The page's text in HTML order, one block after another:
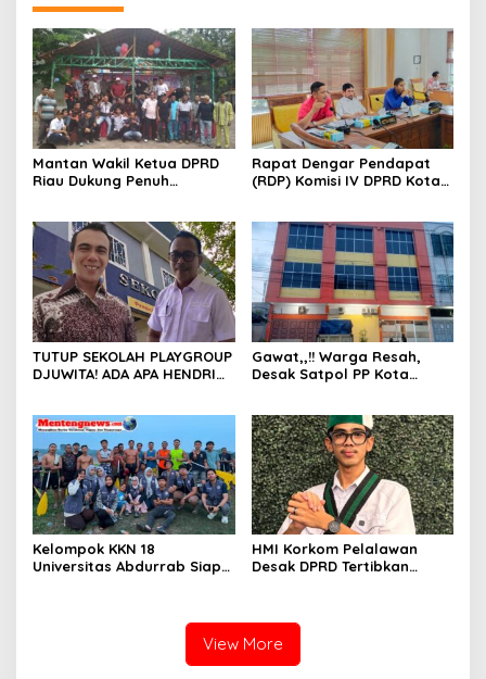
Mantan Wakil Ketua DPRD
Riau Dukung Penuh
Kabupaten Kepulauan
Meranti
Rapat Dengar Pendapat
(RDP) Komisi IV DPRD Kota
TUTUP SEKOLAH PLAYGROUP
DJUWITA! ADA APA HENDRI
Gawat,,!! Warga Resah,
Desak Satpol PP Kota
Ajang “Kumpul Kebo”.
Kelompok KKN 18
Universitas Abdurrab Siap
Masyarakat Desa Pulau
HMI Korkom Pelalawan
Desak DPRD Tertibkan
View More